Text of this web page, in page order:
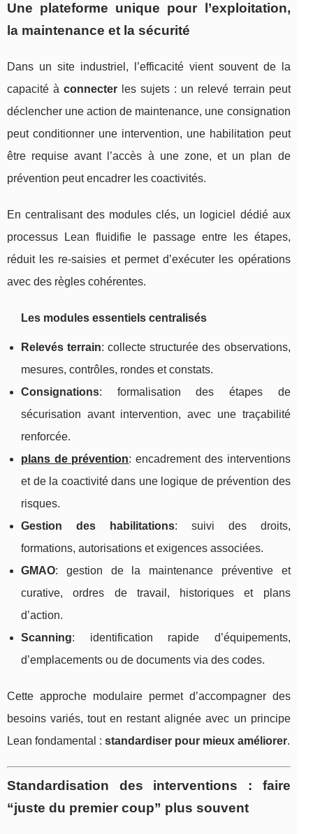
Une plateforme unique pour l’exploitation,
la maintenance et la sécurité
Dans un site industriel, l’efficacité vient souvent de la
capacité àconnecter les sujets : un relevé terrain peut
déclencher une action de maintenance, une consignation
peut conditionner une intervention, une habilitation peut
être requise avant l’accès à une zone, et un plan de
prévention peut encadrer les coactivités.
En centralisant des modules clés, un logiciel dédié aux
processus Lean fluidifie le passage entre les étapes,
réduit les re-saisies et permet d’exécuter les opérations
avec des règles cohérentes.
Les modules essentiels centralisés
Relevés terrain: collecte structurée des observations,
mesures, contrôles, rondes et constats.
Consignations: formalisation des étapes de
sécurisation avant intervention, avec une traçabilité
renforcée.
plans de prévention: encadrement des interventions
et de la coactivité dans une logique de prévention des
risques.
Gestion des habilitations: suivi des droits,
formations, autorisations et exigences associées.
GMAO: gestion de la maintenance préventive et
curative, ordres de travail, historiques et plans
d’action.
Scanning: identification rapide d’équipements,
d’emplacements ou de documents via des codes.
Cette approche modulaire permet d’accompagner des
besoins variés, tout en restant alignée avec un principe
Lean fondamental : standardiser pour mieux améliorer.
Standardisation des interventions : faire
“juste du premier coup” plus souvent